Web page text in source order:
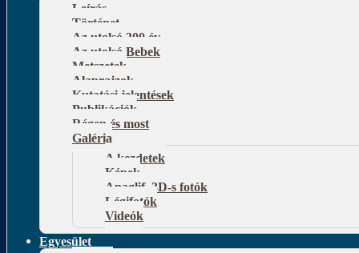
Leírás
Történet
Az utolsó 300 év
Az utolsó Bebek
Metszetek
Alaprajzok
Kutatási jelentések
Publikációk
Régen és most
Galéria
A kezdetek
Képek
Anaglif, 3D-s fotók
Légifotók
Videók
Egyesület